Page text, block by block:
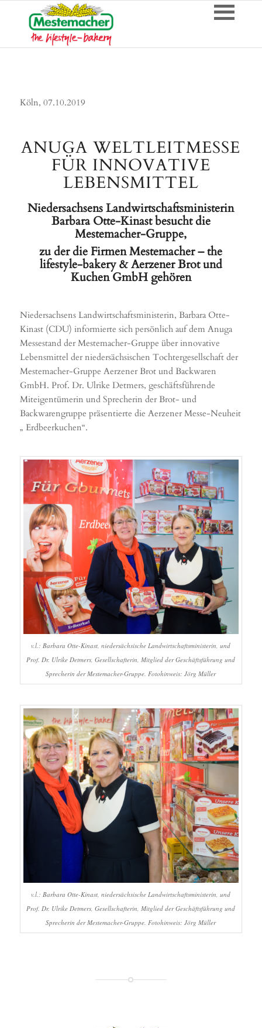
Köln, 07.10.2019
ANUGA WELTLEITMESSE
FÜR INNOVATIVE
LEBENSMITTEL
Niedersachsens Landwirtschaftsministerin
Barbara Otte-Kinast besucht die
Mestemacher-Gruppe,
zu der die Firmen Mestemacher – the
lifestyle-bakery & Aerzener Brot und
Kuchen GmbH gehören
Niedersachsens Landwirtschaftsministerin, Barbara Otte-
Kinast (CDU) informierte sich persönlich auf dem Anuga
Messestand der Mestemacher-Gruppe über innovative
Lebensmittel der niedersächsischen Tochtergesellschaft der
Mestemacher-Gruppe Aerzener Brot und Backwaren
GmbH. Prof. Dr. Ulrike Detmers, geschäftsführende
Miteigentümerin und Sprecherin der Brot- und
Backwarengruppe präsentierte die Aerzener Messe-Neuheit
„ Erdbeerkuchen“.
v.l.: Barbara Otte-Kinast, niedersächsische Landwirtschaftsministerin, und
Prof. Dr. Ulrike Detmers, Gesellschafterin, Mitglied der Geschäftsführung und
Sprecherin der Mestemacher-Gruppe. Fotohinweis: Jörg Müller
v.l.: Barbara Otte-Kinast, niedersächsische Landwirtschaftsministerin, und
Prof. Dr. Ulrike Detmers, Gesellschafterin, Mitglied der Geschäftsführung und
Sprecherin der Mestemacher-Gruppe. Fotohinweis: Jörg Müller